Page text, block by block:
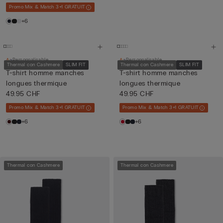
Promo Mix & Match 3+1 GRATUIT
+6
Thermal con Cashmere SLIM FIT
Personnalisable
T-shirt homme manches
longues thermique
49.95 CHF
Promo Mix & Match 3+1 GRATUIT
+6
Thermal con Cashmere SLIM FIT
Personnalisable
T-shirt homme manches
longues thermique
49.95 CHF
Promo Mix & Match 3+1 GRATUIT
+6
Thermal con Cashmere Thermal con Cashmere